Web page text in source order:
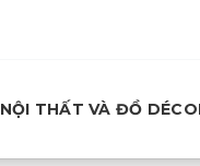
NỘI THẤT VÀ ĐỒ